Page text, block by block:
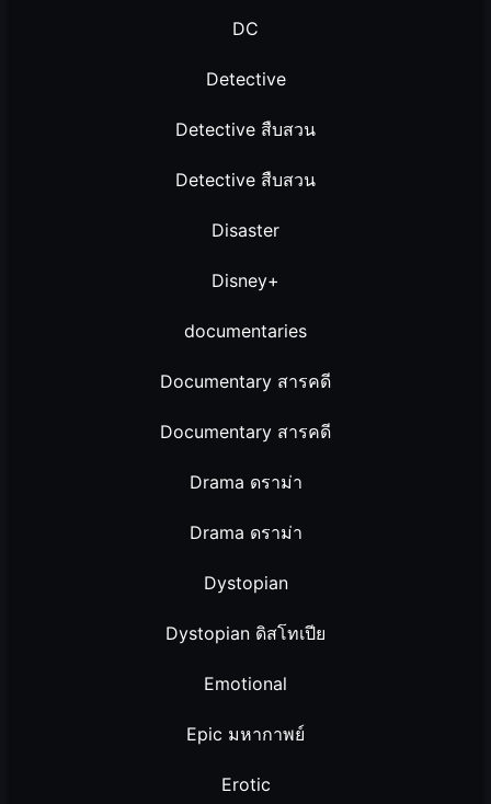
DC
Detective
Detective สืบสวน
Detective สืบสวน
Disaster
Disney+
documentaries
Documentary สารคดี
Documentary สารคดี
Drama ดราม่า
Drama ดราม่า
Dystopian
Dystopian ดิสโทเปีย
Emotional
Epic มหากาพย์
Erotic